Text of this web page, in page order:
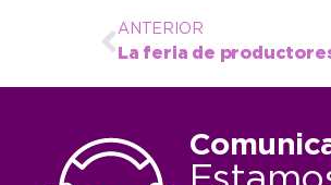
ANTERIOR
La feria de